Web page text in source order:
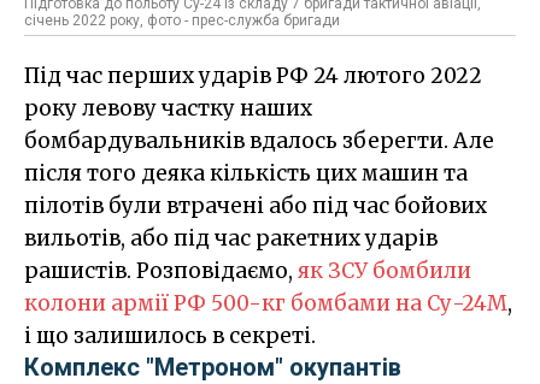
Підготовка до польоту Су-24 із складу 7 бригади тактичної авіації,
січень 2022 року, фото - прес-служба бригади
Під час перших ударів РФ 24 лютого 2022
року левову частку наших
бомбардувальників вдалось зберегти. Але
після того деяка кількість цих машин та
пілотів були втрачені або під час бойових
вильотів, або під час ракетних ударів
рашистів. Розповідаємо, як ЗСУ бомбили
колони армії РФ 500-кг бомбами на Су-24М,
і що залишилось в секреті.
Комплекс "Метроном" окупантів